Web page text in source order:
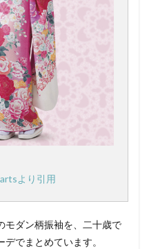
より引用
モダン柄振袖を、二十歳で
でまとめています。